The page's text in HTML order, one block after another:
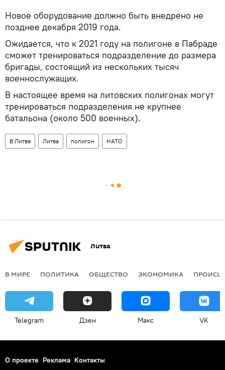
Новое оборудование должно быть внедрено не
позднее декабря 2019 года.
Ожидается, что к 2021 году на полигоне в Пабраде
сможет тренироваться подразделение до размера
бригады, состоящий из нескольких тысяч
военнослужащих.
В настоящее время на литовских полигонах могут
тренироваться подразделения не крупнее
батальона (около 500 военных).
В Литве Литва полигон НАТО
Литва
В МИРЕ ПОЛИТИКА ОБЩЕСТВО ЭКОНОМИКА
Telegram Дзен Макс VK
О проекте Реклама Контакты